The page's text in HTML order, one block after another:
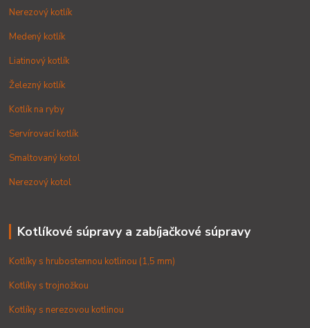
Nerezový kotlík
Medený kotlík
Liatinový kotlík
Železný kotlík
Kotlík na ryby
Servírovací kotlík
Smaltovaný kotol
Nerezový kotol
Kotlíkové súpravy a zabíjačkové súpravy
Kotlíky s hrubostennou kotlinou (1,5 mm)
Kotlíky s trojnožkou
Kotlíky s nerezovou kotlinou